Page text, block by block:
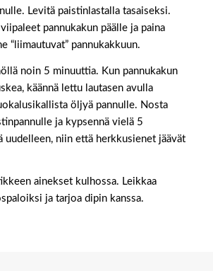
Levitä paistinlastalla tasaiseksi.
pannukakun päälle ja paina
“liimautuvat” pannukakkuun.
noin 5 minuuttia. Kun pannukakun
käännä lettu lautasen avulla
öljyä pannulle. Nosta
ja kypsennä vielä 5
uudelleen, niin että herkkusienet jäävät
ainekset kulhossa. Leikkaa
ja tarjoa dipin kanssa.